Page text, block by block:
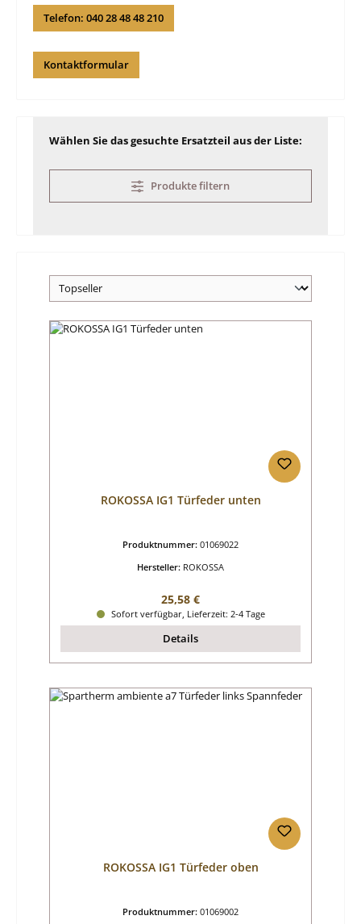
Telefon: 040 28 48 48 210
Kontaktformular
Wählen Sie das gesuchte Ersatzteil aus der Liste:
Produkte filtern
ROKOSSA IG1 Türfeder unten
Produktnummer: 01069022
Hersteller: ROKOSSA
Regulärer Preis:
25,58 €
Sofort verfügbar, Lieferzeit: 2-4 Tage
Details
ROKOSSA IG1 Türfeder oben
Produktnummer: 01069002